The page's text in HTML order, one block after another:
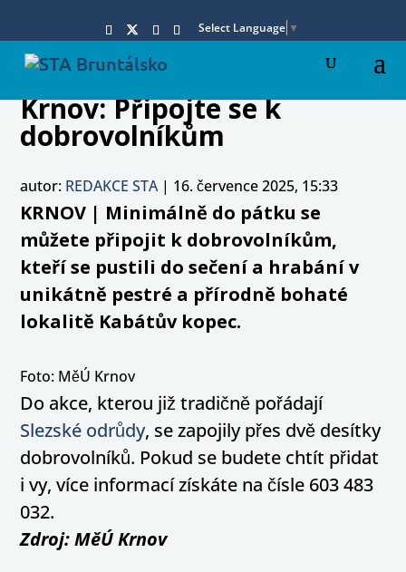
Select Language ▼
Krnov: Připojte se k
dobrovolníkům
autor: REDAKCE STA| 16. července 2025, 15:33
KRNOV | Minimálně do pátku se
můžete připojit k dobrovolníkům,
kteří se pustili do sečení a hrabání v
unikátně pestré a přírodně bohaté
lokalitě Kabátův kopec.
Foto: MěÚ Krnov
Do akce, kterou již tradičně pořádají
Slezské odrůdy, se zapojily přes dvě desítky
dobrovolníků. Pokud se budete chtít přidat
i vy, více informací získáte na čísle 603 483
032.
Zdroj: MěÚ Krnov